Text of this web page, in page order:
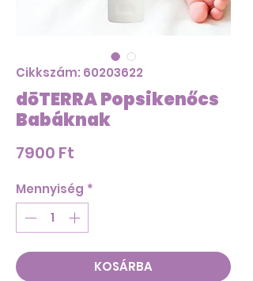
Cikkszám: 60203622
dōTERRA Popsikenőcs
Babáknak
7900 Ft
Mennyiség *
KOSÁRBA